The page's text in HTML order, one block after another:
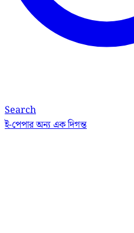
Search
ই-পেপারঅন্য এক দিগন্ত